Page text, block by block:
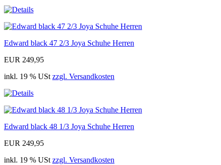
Edward black 47 2/3 Joya Schuhe Herren
EUR 249,95
inkl. 19 % USt zzgl. Versandkosten
Edward black 48 1/3 Joya Schuhe Herren
EUR 249,95
inkl. 19 % USt zzgl. Versandkosten